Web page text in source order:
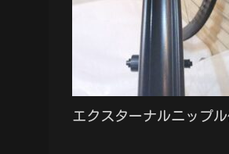
エクスターナルニップ